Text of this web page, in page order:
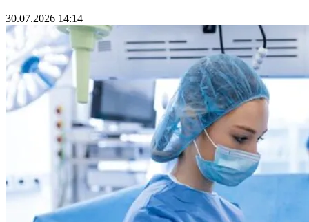
30.07.2026 14:14